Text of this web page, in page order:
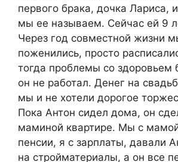
первого брака, дочка Лариса,
мы ее называем. Сейчас ей 9
Через год совместной жизни
поженились, просто
тогда проблемы со здоровьем
он не работал. Денег на
мы и не хотели дорогое
Пока Антон сидел дома, он
маминой квартире. Мы с
пенсии, я с зарплаты, давали
на стройматериалы, а он все